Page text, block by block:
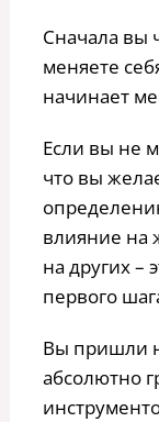
Сначала вы
меняете
начинает
Если вы не
что вы
влияние на
на других –
первого
Вы пришли
абсолютно